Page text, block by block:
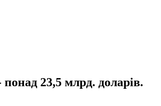
23,5 млрд. доларів.